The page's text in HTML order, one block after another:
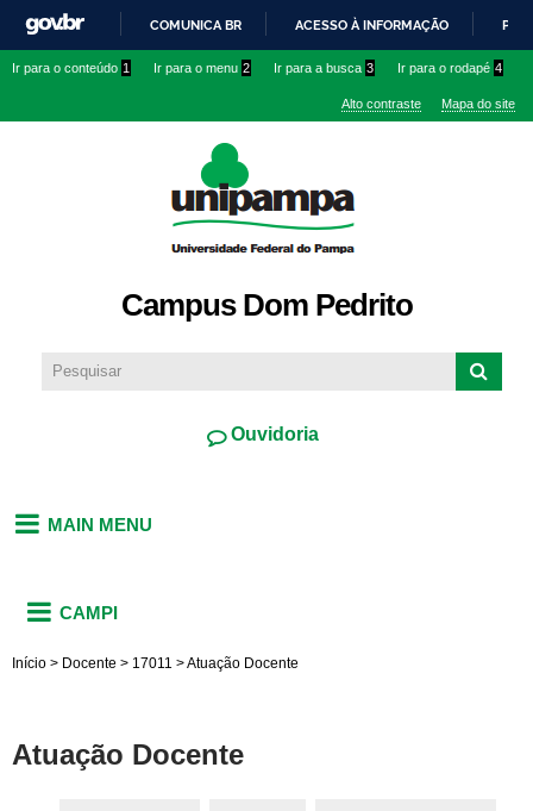
conteúdo
IR
O
COMUNICA BR ACESSO À INFORMAÇÃO
Ir para o conteúdo 1 Ir para o menu 2 Ir para a busca 3 Ir para o rodapé 4
Alto contraste Mapa do site
Campus Dom Pedrito
Ouvidoria
MAIN MENU
CAMPI
Início > Docente > 17011 >Atuação Docente
Atuação Docente